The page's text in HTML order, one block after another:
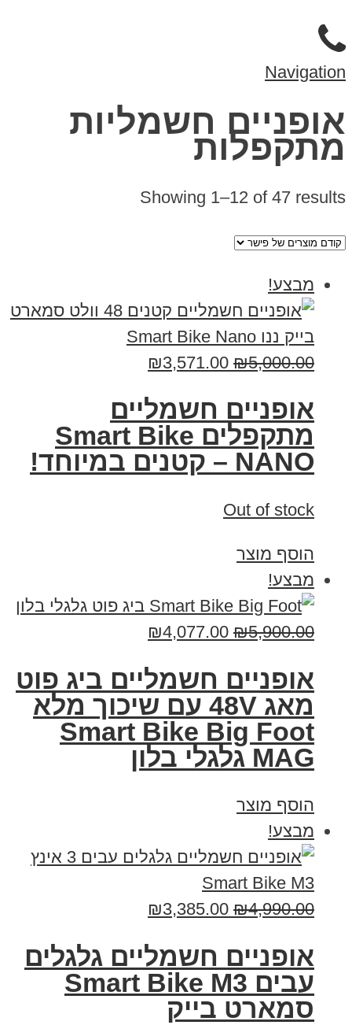
Navigation
אופניים חשמליות
מתקפלות
Showing 1–12 of 47 results
מבצע!
₪5,000.00
₪3,571.00
אופניים חשמליים
מתקפלים Smart Bike
NANO – קטנים במיוחד!
Out of stock
הוסף מוצר
מבצע!
₪5,900.00
₪4,077.00
אופניים חשמליים ביג פוט
מאג 48V עם שיכוך מלא
Smart Bike Big Foot
MAG גלגלי בלון
הוסף מוצר
מבצע!
₪4,990.00
₪3,385.00
אופניים חשמליים גלגלים
עבים Smart Bike M3
סמארט בייק